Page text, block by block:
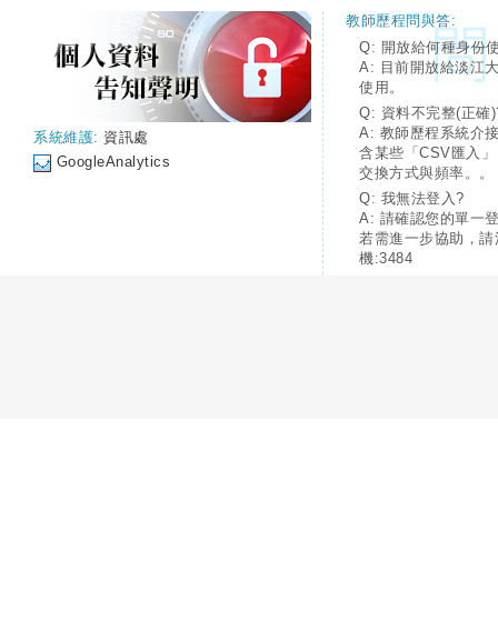
系統維護: 資訊處
GoogleAnalytics
教師歷程問與答:
Q: 開放給何種身份
A: 目前開放給淡江
使用。
Q: 資料不完整(正確
A: 教師歷程系統介
含某些「CSV匯入
交換方式與頻率。。
Q: 我無法登入?
A: 請確認您的單一
若需進一步協助，
機:3484